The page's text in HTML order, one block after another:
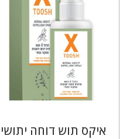
איקס תוש דוחה